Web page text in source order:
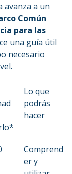
avanza a un
Común
para las
una guía útil
necesario
Lo que
podrás
hacer
Comprend
er y